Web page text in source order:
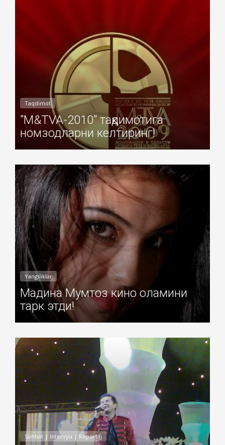
Taqdimot
"M&TVA-2010" тақдимотига
номзодларни келтиринг!
Yangiliklar
Мадина Мумтоз кино оламини
тарк этди!
Suhbat | Intervyu | Reportaj